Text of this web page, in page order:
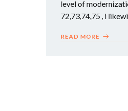
level of
72,73,74,75 , i
READ MORE